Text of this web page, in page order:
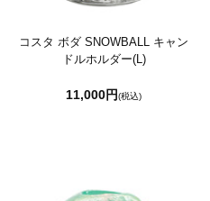
コスタ ボダ SNOWBALL キャン
ドルホルダー(L)
11,000円(税込)